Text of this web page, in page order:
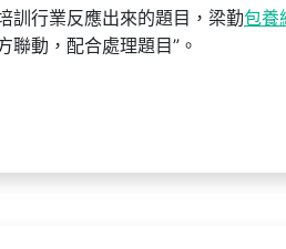
訓行業反應出來的題目，梁勤包養
聯動，配合處理題目”。